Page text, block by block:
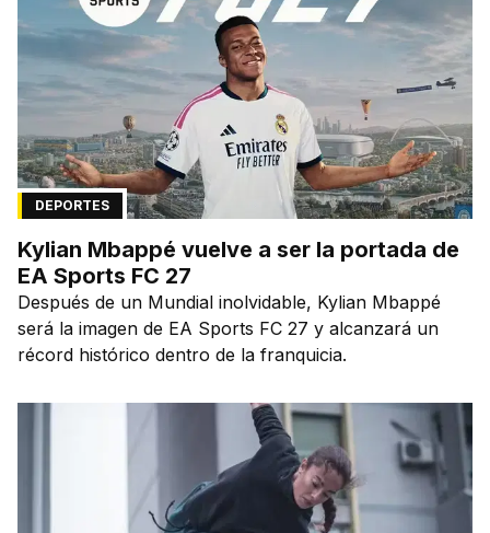
DEPORTES
Kylian Mbappé vuelve a ser la portada de
EA Sports FC 27
Después de un Mundial inolvidable, Kylian Mbappé
será la imagen de EA Sports FC 27 y alcanzará un
récord histórico dentro de la franquicia.